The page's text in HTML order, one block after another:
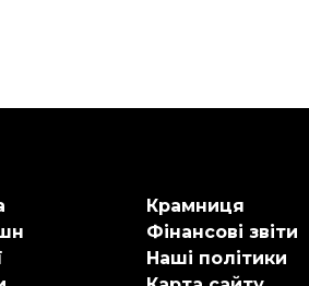
Крамниця
Фінансові звіти
Наші політики